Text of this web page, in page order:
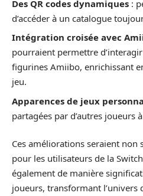
Des QR codes dynamiques :
d’accéder à un catalogue
Intégration croisée avec
pourraient permettre
figurines Amiibo, enrichissant
jeu.
Apparences de jeux
partagées par d’autres joueurs
Ces améliorations seraient non
pour les utilisateurs de la
également de manière
joueurs, transformant l’univers